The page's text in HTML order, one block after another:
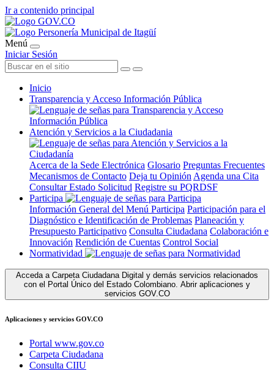
Ir a contenido principal
Menú
Iniciar Sesión
Inicio
Transparencia y Acceso Información Pública
Atención y Servicios a la Ciudadania
Acerca de la Sede Electrónica Glosario Preguntas Frecuentes
Mecanismos de Contacto Deja tu Opinión Agenda una Cita
Consultar Estado Solicitud Registre su PQRDSF
Participa
Información General del Menú Participa Participación para el
Diagnóstico e Identificación de Problemas Planeación y
Presupuesto Participativo Consulta Ciudadana Colaboración e
Innovación Rendición de Cuentas Control Social
Normatividad
Acceda a Carpeta Ciudadana Digital y demás servicios relacionados
con el Portal Único del Estado Colombiano. Abrir aplicaciones y
servicios GOV.CO
Aplicaciones y servicios GOV.CO
Portal www.gov.co
Carpeta Ciudadana
Consulta CIIU